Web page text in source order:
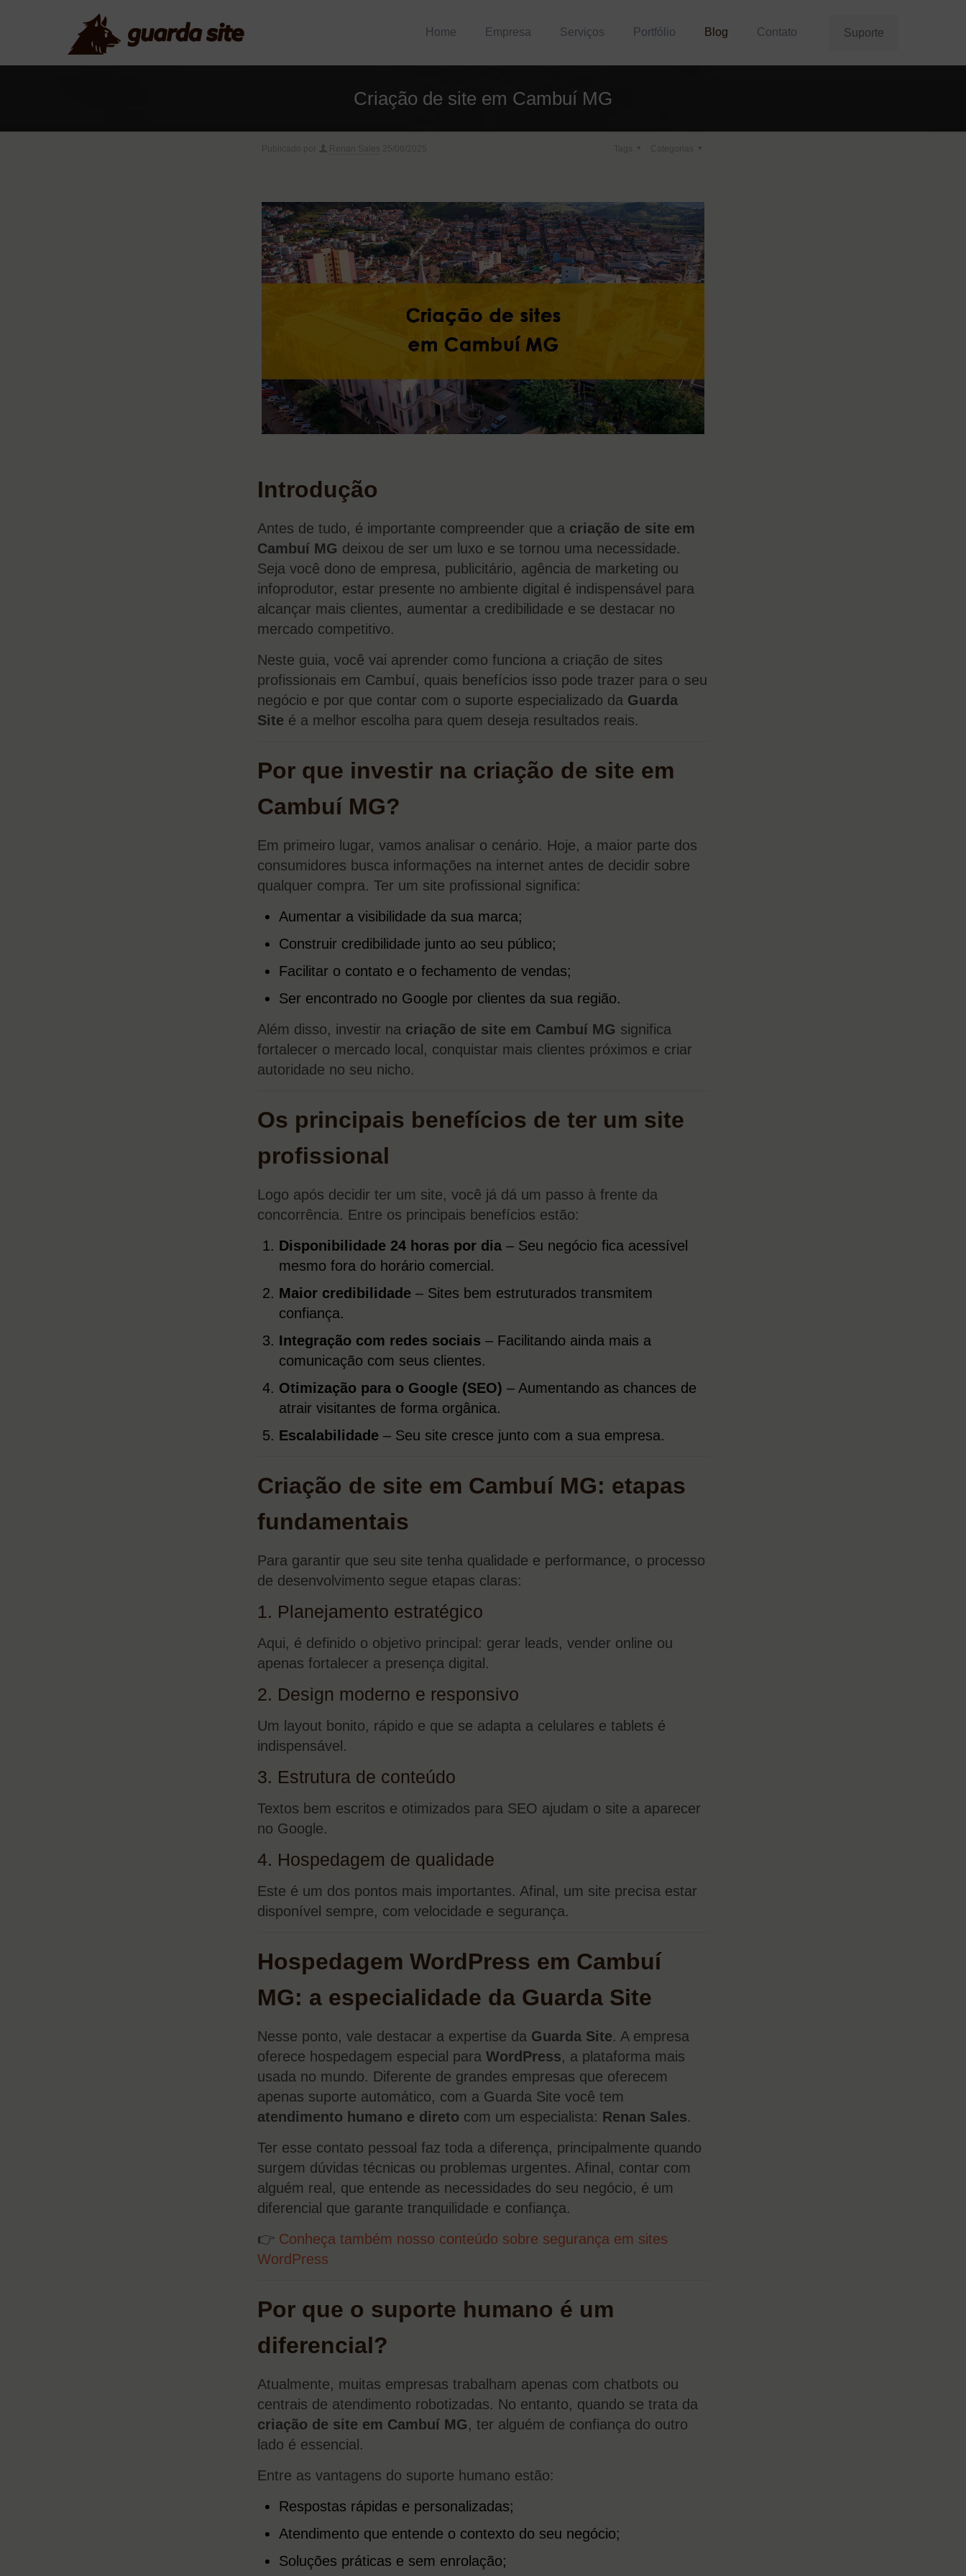
Home Empresa Serviços Portfólio Blog Contato Suporte
Criação de site em Cambuí MG
Introdução
Antes de tudo, é importante compreender que a criação de site em
Cambuí MG deixou de ser um luxo e se tornou uma necessidade.
Seja você dono de empresa, publicitário, agência de marketing ou
infoprodutor, estar presente no ambiente digital é indispensável para
alcançar mais clientes, aumentar a credibilidade e se destacar no
mercado competitivo.
Neste guia, você vai aprender como funciona a criação de sites
profissionais em Cambuí, quais benefícios isso pode trazer para o seu
negócio e por que contar com o suporte especializado da Guarda
Site é a melhor escolha para quem deseja resultados reais.
Por que investir na criação de site em
Cambuí MG?
Em primeiro lugar, vamos analisar o cenário. Hoje, a maior parte dos
consumidores busca informações na internet antes de decidir sobre
qualquer compra. Ter um site profissional significa:
Aumentar a visibilidade da sua marca;
Construir credibilidade junto ao seu público;
Facilitar o contato e o fechamento de vendas;
Ser encontrado no Google por clientes da sua região.
Além disso, investir na criação de site em Cambuí MG significa
fortalecer o mercado local, conquistar mais clientes próximos e criar
autoridade no seu nicho.
Os principais benefícios de ter um site
profissional
Logo após decidir ter um site, você já dá um passo à frente da
concorrência. Entre os principais benefícios estão:
Disponibilidade 24 horas por dia – Seu negócio fica acessível
mesmo fora do horário comercial.
Maior credibilidade – Sites bem estruturados transmitem
confiança.
Integração com redes sociais – Facilitando ainda mais a
comunicação com seus clientes.
Otimização para o Google (SEO) – Aumentando as chances de
atrair visitantes de forma orgânica.
Escalabilidade – Seu site cresce junto com a sua empresa.
Criação de site em Cambuí MG: etapas
fundamentais
Para garantir que seu site tenha qualidade e performance, o processo
de desenvolvimento segue etapas claras:
1. Planejamento estratégico
Aqui, é definido o objetivo principal: gerar leads, vender online ou
apenas fortalecer a presença digital.
2. Design moderno e responsivo
Um layout bonito, rápido e que se adapta a celulares e tablets é
indispensável.
3. Estrutura de conteúdo
Textos bem escritos e otimizados para SEO ajudam o site a aparecer
no Google.
4. Hospedagem de qualidade
Este é um dos pontos mais importantes. Afinal, um site precisa estar
disponível sempre, com velocidade e segurança.
Hospedagem WordPress em Cambuí
MG: a especialidade da Guarda Site
Nesse ponto, vale destacar a expertise da Guarda Site. A empresa
oferece hospedagem especial paraWordPress, a plataforma mais
usada no mundo. Diferente de grandes empresas que oferecem
apenas suporte automático, com a Guarda Site você tem
atendimento humano e direto com um especialista: Renan Sales.
Ter esse contato pessoal faz toda a diferença, principalmente quando
surgem dúvidas técnicas ou problemas urgentes. Afinal, contar com
alguém real, que entende as necessidades do seu negócio, é um
diferencial que garante tranquilidade e confiança.
👉 Conheça também nosso conteúdo sobre segurança em sites
WordPress
Por que o suporte humano é um
diferencial?
Atualmente, muitas empresas trabalham apenas com chatbots ou
centrais de atendimento robotizadas. No entanto, quando se trata da
criação de site em Cambuí MG, ter alguém de confiança do outro
lado é essencial.
Entre as vantagens do suporte humano estão:
Respostas rápidas e personalizadas;
Atendimento que entende o contexto do seu negócio;
Soluções práticas e sem enrolação;